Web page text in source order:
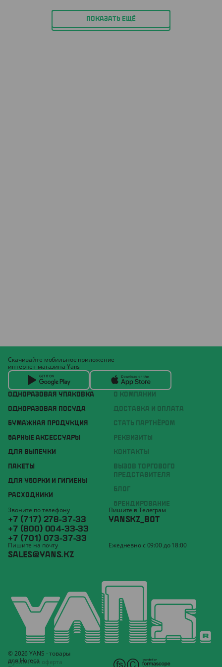
ПОКАЗАТЬ ЕЩЁ
ОДНОРАЗОВАЯ УПАКОВКА
ОДНОРАЗОВАЯ ПОСУДА
БУМАЖНАЯ ПРОДУКЦИЯ
БАРНЫЕ АКСЕССУАРЫ
ДЛЯ ВЫПЕЧКИ
ПАКЕТЫ
ДЛЯ УБОРКИ И ГИГИЕНЫ
РАСХОДНИКИ
О КОМПАНИИ
ДОСТАВКА И ОПЛАТА
СТАТЬ ПАРТНЁРОМ
РЕКВИЗИТЫ
КОНТАКТЫ
ВЫЗОВ ТОРГОВОГО
ПРЕДСТАВИТЕЛЯ
БЛОГ
БРЕНДИРОВАНИЕ
Скачивайте мобильное приложение
интернет-магазина Yans
Звоните по телефону
+7 (717) 278-37-33
+7 (800) 004-33-33
+7 (701) 073-37-33
Пишите в Телеграм
YANSKZ_BOT
Пишите на почту
SALES@YANS.KZ
Ежедневно с 09:00 до 18:00
© 2026 YANS - товары
для Horeca
Публичная оферта